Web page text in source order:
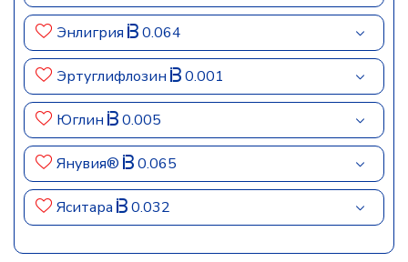
Энлигрия 0.064
Эртуглифлозин 0.001
Юглин 0.005
Янувия® 0.065
Яситара 0.032